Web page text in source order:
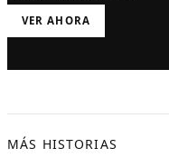
VER AHORA
:
M
J
B
E
MÁS HISTORIAS